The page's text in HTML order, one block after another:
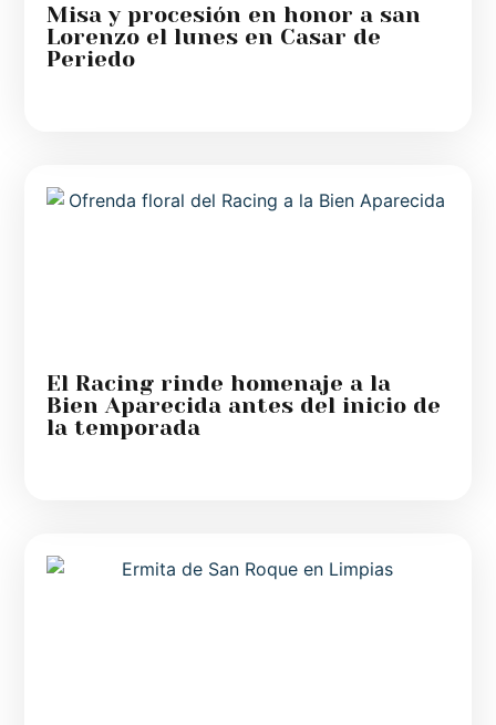
Misa y procesión en honor a san
Lorenzo el lunes en Casar de
Periedo
El Racing rinde homenaje a la
Bien Aparecida antes del inicio de
la temporada